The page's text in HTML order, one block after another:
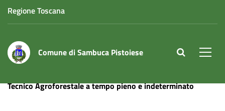
Regione Toscana
Comune di Sambuca Pistoiese site.searc
Tecnico Agroforestale a tempo pieno e indeterminato